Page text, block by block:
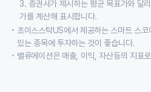
3. 증권사가 제시하는 평균 목표가와 달
가를 계산해 표시합니다.
초이스스탁US에서 제공하는 스마트 스
있는 종목에 투자하는 것이 좋습니다.
밸류에이션은 매출, 이익, 자산등의 지표